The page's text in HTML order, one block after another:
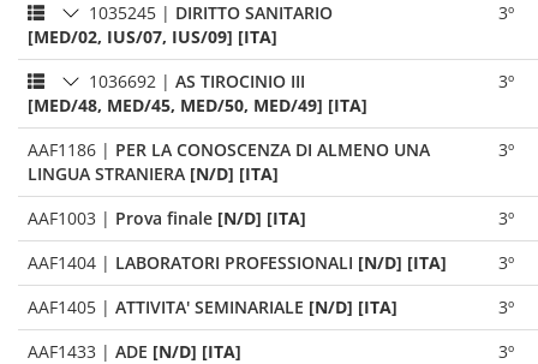
1035245 | DIRITTO SANITARIO
[MED/02, IUS/07, IUS/09] [ITA]
3º
1036692 | AS TIROCINIO III
[MED/48, MED/45, MED/50, MED/49] [ITA]
3º
AAF1186 | PER LA CONOSCENZA DI ALMENO UNA
LINGUA STRANIERA [N/D] [ITA]
3º
AAF1003 | Prova finale [N/D] [ITA]
3º
AAF1404 | LABORATORI PROFESSIONALI [N/D] [ITA]
3º
AAF1405 | ATTIVITA' SEMINARIALE [N/D] [ITA]
3º
AAF1433 | ADE [N/D] [ITA] 3º